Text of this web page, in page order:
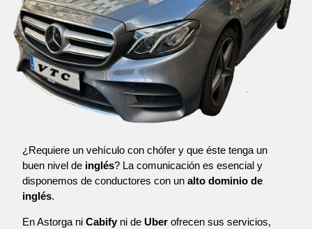
¿Requiere un vehículo con chófer y que éste tenga un
buen nivel de inglés? La comunicación es esencial y
disponemos de conductores con un alto dominio de
inglés.
En Astorga ni Cabify ni de Uber ofrecen sus servicios,